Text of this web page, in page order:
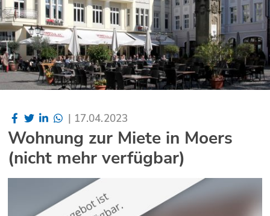
| 17.04.2023
Wohnung zur Miete in Moers
(nicht mehr verfügbar)